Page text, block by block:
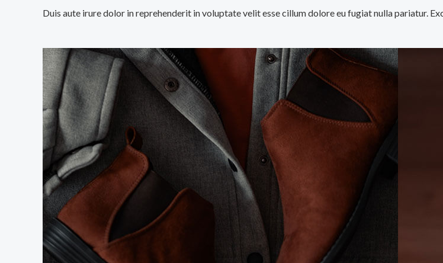
Duis aute irure dolor in reprehenderit in voluptate velit esse cillum dolore eu fugiat nulla pariatur.